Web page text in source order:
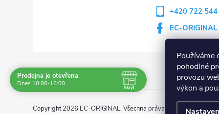
Používáme
pohodlné
provozu
výkon a
+420 722
EC-ORIGINAL
Copyright 2026 EC-ORIGINAL. Všechna práva vyhrazena.
Prodejna je otevřena
Dnes 10:00-16:00
Skrýt
Navštivte nás osobně
Po
8:00 - 18:00